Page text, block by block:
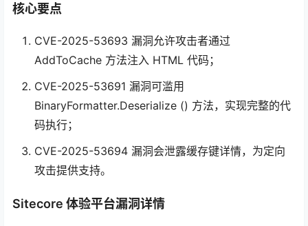
核心要点
CVE-2025-53693 漏洞允许攻击者通过
AddToCache 方法注入 HTML 代码；
CVE-2025-53691 漏洞可滥用
BinaryFormatter.Deserialize () 方法，实现完整的代
码执行；
CVE-2025-53694 漏洞会泄露缓存键详情，为定向
攻击提供支持。
Sitecore 体验平台漏洞详情